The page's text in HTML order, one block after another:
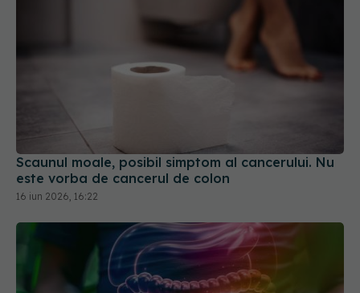
Scaunul moale, posibil simptom al cancerului. Nu
este vorba de cancerul de colon
16 iun 2026, 16:22